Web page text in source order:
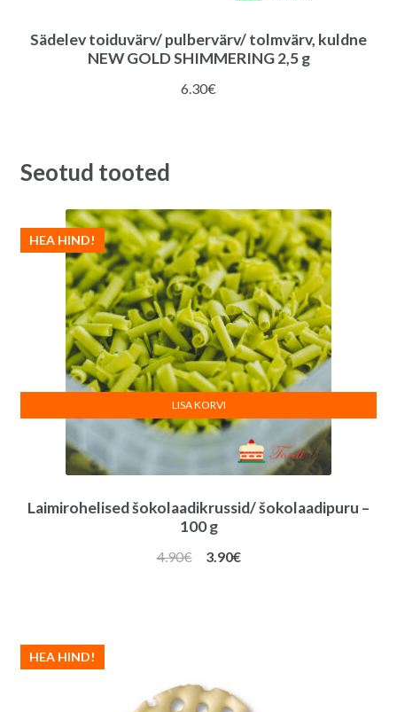
Sädelev toiduvärv/ pulbervärv/ tolmvärv, kuldne
NEW GOLD SHIMMERING 2,5 g
6.30€
Seotud tooted
Laimirohelised šokolaadikrussid/ šokolaadipuru –
100 g
HEA HIND!
4.90€
Algne
3.90€Praegune
LISA KORVI
HEA HIND!